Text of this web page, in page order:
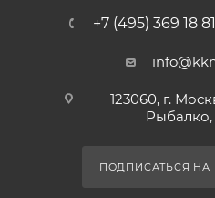
+7 (495) 369 18 81
123060, г.
Рыбалко,
ПОДПИСАТЬСЯ НА